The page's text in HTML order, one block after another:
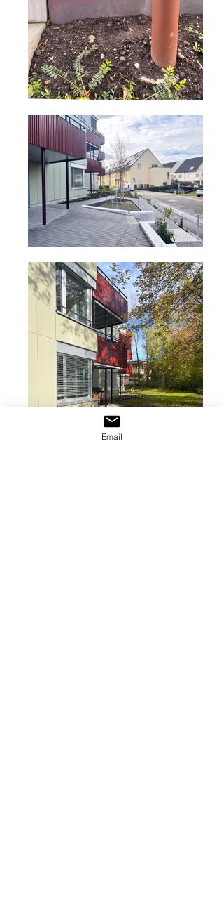
Email